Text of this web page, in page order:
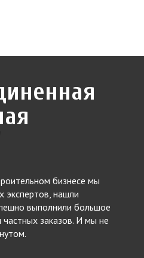
бизнесе мы
экспертов, нашли
выполнили большое
заказов. И мы не